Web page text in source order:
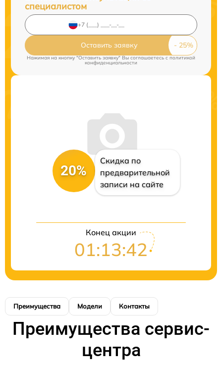
специалистом
Оставить заявку
Нажимая на кнопку "Оставить заявку" Вы соглашаетесь cполитикой
конфиденциальности
20%
Скидка по
предварительной
записи на сайте
Конец акции
01:13:42
Преимущества Модели Контакты
Преимущества сервис-
центра